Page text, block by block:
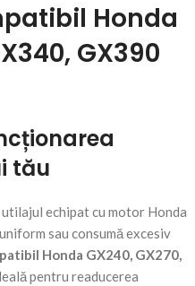
Honda
GX390
tău
echipat cu motor Honda
sau consumă excesiv
Honda GX240, GX270,
pentru readucerea